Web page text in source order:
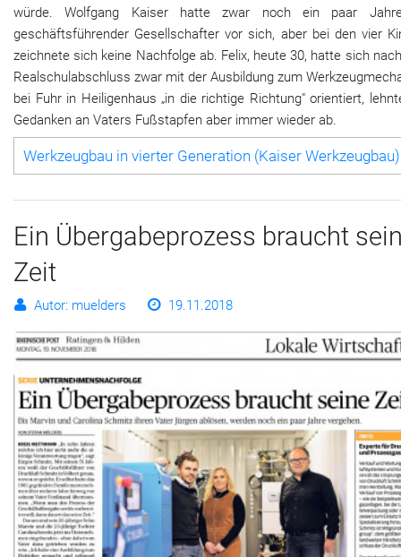
würde. Wolfgang Kaiser hatte zwar noch ein paar
geschäftsführender Gesellschafter vor sich, aber bei den vier
zeichnete sich keine Nachfolge ab. Felix, heute 30, hatte sich
Realschulabschluss zwar mit der Ausbildung zum
bei Fuhr in Heiligenhaus „in die richtige Richtung" orientiert,
Gedanken an Vaters Fußstapfen aber immer wieder ab.
Werkzeugbau in vierter Generation (Kaiser Werkzeugbau)
Ein Übergabeprozess braucht
Zeit
Autor: muelders 19.11.2018